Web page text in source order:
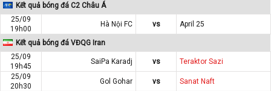
Kết quả bóng đá C2 Châu Á
25/09
19h00
Hà Nội FC vs April 25
Kết quả bóng đá VĐQG Iran
25/09
19h45
SaiPa Karadj vs
Teraktor Sazi
25/09
20h30
Gol Gohar vs
Sanat Naft